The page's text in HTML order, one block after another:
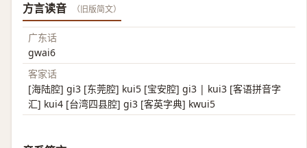
方言读音 （旧版简文）
广东话
gwai6
客家话
[海陆腔] gi3 [东莞腔] kui5 [宝安腔] gi3 | kui3 [客语拼音字
汇] kui4 [台湾四县腔] gi3 [客英字典] kwui5